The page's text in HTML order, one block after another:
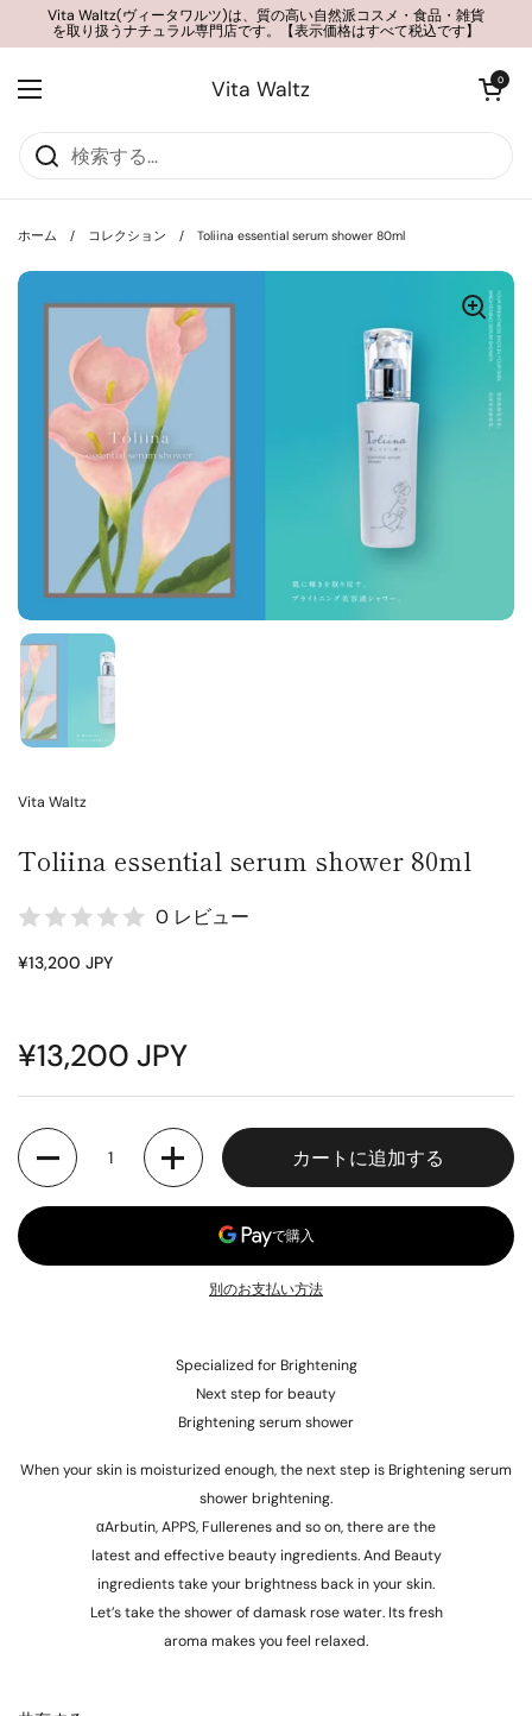
コンテンツへスキップ
Vita Waltz(ヴィータワルツ)は、質の高い自然派コスメ・食品・雑貨
を取り扱うナチュラル専門店です。【表示価格はすべて税込です】
Vita Waltz
メニューを開く
カートを開く
0
ホーム / コレクション / Toliina essential serum shower 80ml
Vita Waltz
Toliina essential serum shower 80ml
0 レビュー
¥13,200 JPY
¥13,200 JPY
数量
カートに追加する
別のお支払い方法
Specialized for Brightening
Next step for beauty
Brightening serum shower
When your skin is moisturized enough, the next step is Brightening serum
shower brightening.
αArbutin, APPS, Fullerenes and so on, there are the
latest and effective beauty ingredients. And Beauty
ingredients take your brightness back in your skin.
Let’s take the shower of damask rose water. Its fresh
aroma makes you feel relaxed.